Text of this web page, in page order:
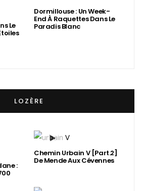
Le
Dormillouse : Un Week-
End À Raquettes Dans Le
Paradis Blanc
LOZÈRE
:
Chemin Urbain V [Part.2]
De Mende Aux Cévennes